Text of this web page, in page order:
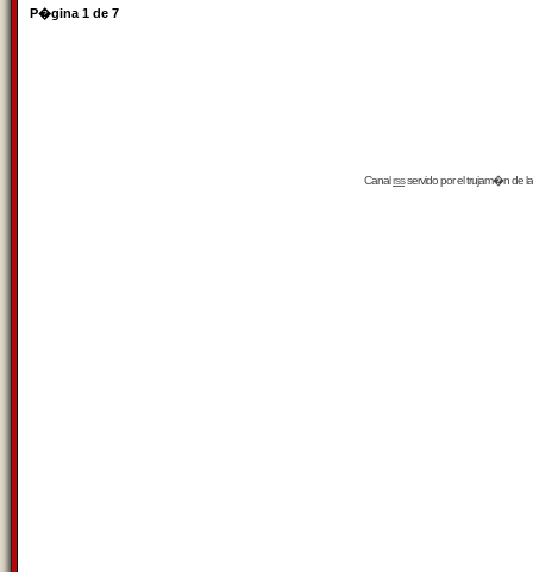
P�gina 1 de 7
Canalrssservido por eltrujam�nde